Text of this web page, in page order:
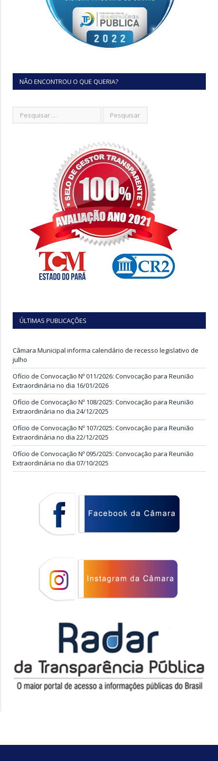
NÃO ENCONTROU O QUE QUERIA?
ÚLTIMAS PUBLICAÇÕES
Câmara Municipal informa calendário de recesso legislativo de
julho
Ofício de Convocação Nº 011/2026: Convocação para Reunião
Extraordinária no dia 16/01/2026
Ofício de Convocação Nº 108/2025: Convocação para Reunião
Extraordinária no dia 24/12/2025
Ofício de Convocação Nº 107/2025: Convocação para Reunião
Extraordinária no dia 22/12/2025
Ofício de Convocação Nº 095/2025: Convocação para Reunião
Extraordinária no dia 07/10/2025